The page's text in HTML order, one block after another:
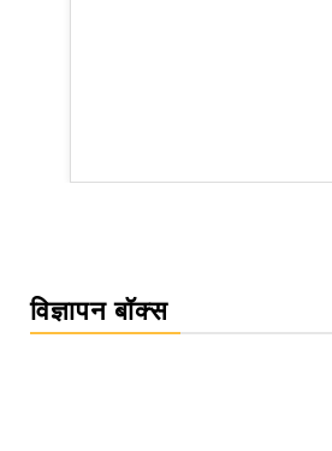
विज्ञापन बॉक्स